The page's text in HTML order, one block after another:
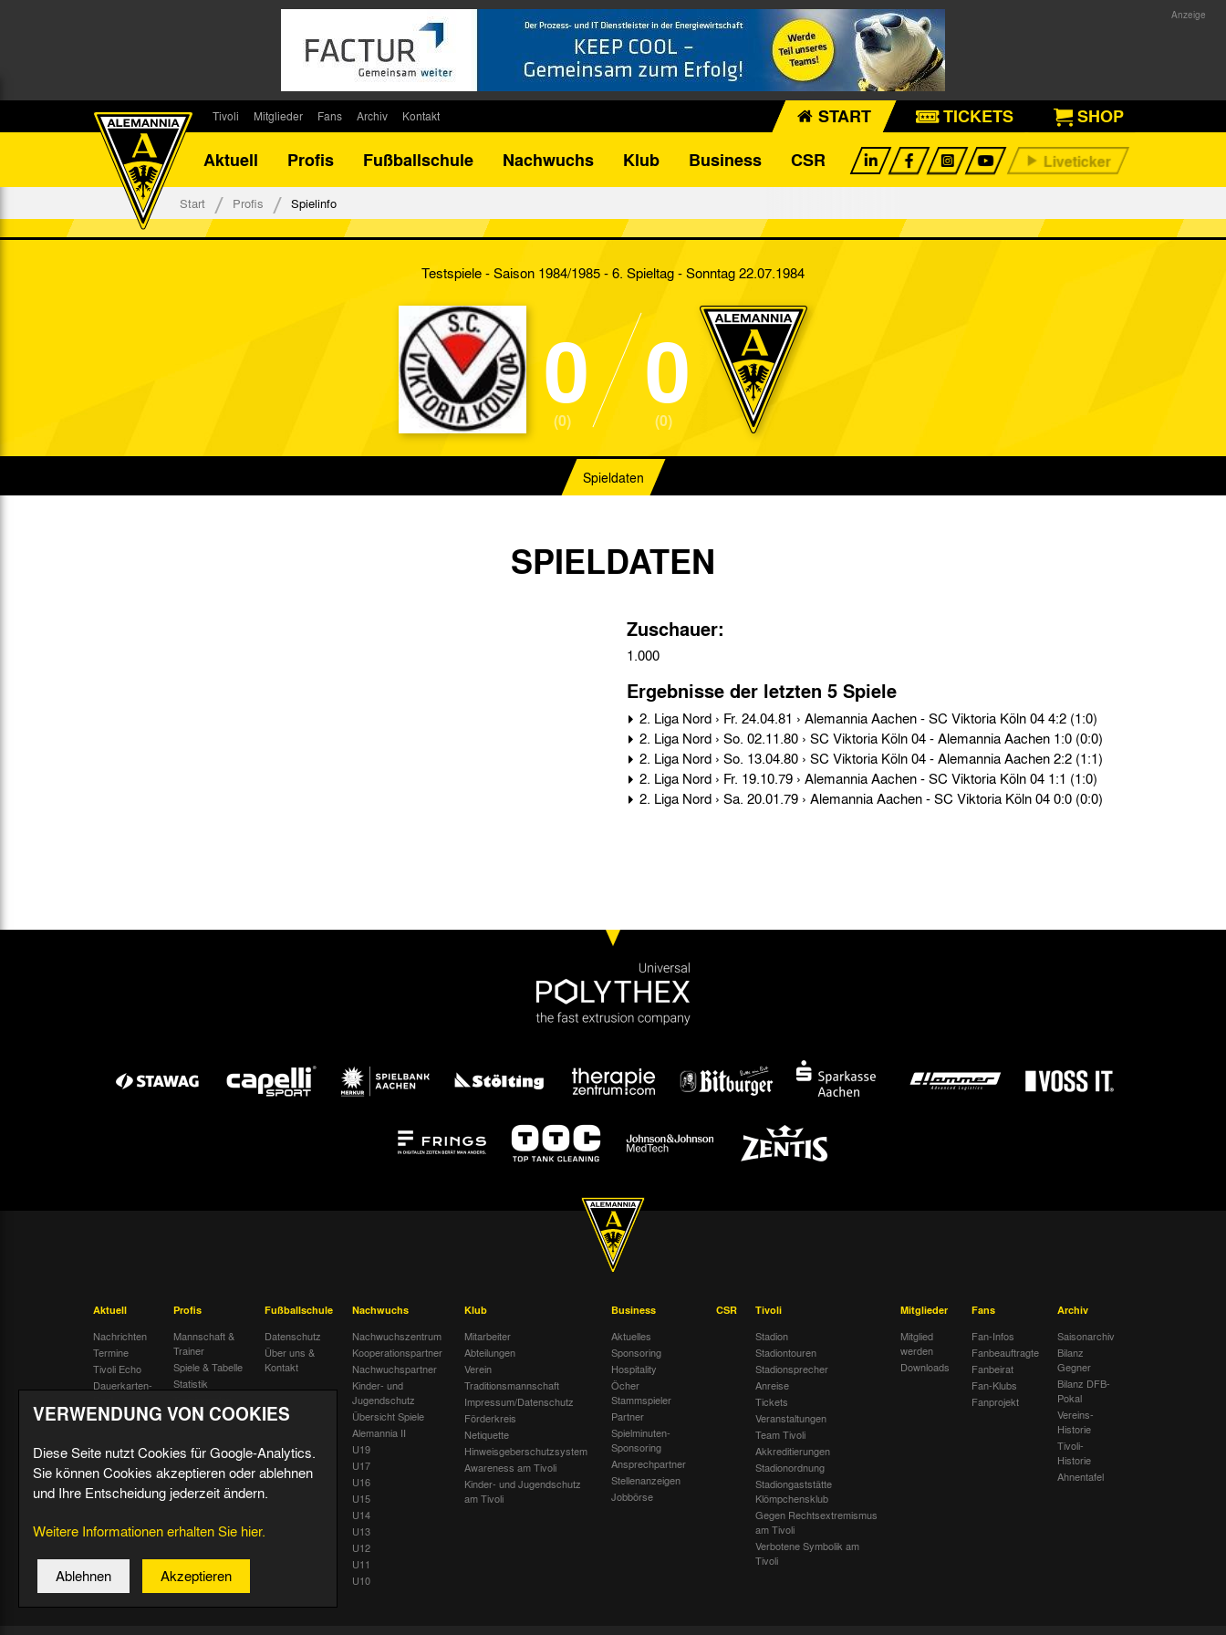
Tivoli
Stadionsprecher
Mitglieder
Kontakt
Fans
Fanbeirat
Fan-Klubs
Archiv
Kontakt START TICKETS
SHOP
Aktuell
Profis Fußballschule Nachwuchs Klub Business CSR
Start Profis Spielinfo
Testspiele - Saison 1984/1985 - 6. Spieltag- Sonntag 22.07.1984
0
(0) 0
(0)
Spieldaten
SPIELDATEN
Zuschauer:
1.000
Ergebnisse der letzten 5 Spiele
2. Liga Nord › Fr. 24.04.81 › Alemannia Aachen - SC Viktoria Köln 04 4:2 (1:0)
2. Liga Nord › So. 02.11.80 › SC Viktoria Köln 04 - Alemannia Aachen 1:0 (0:0)
2. Liga Nord › So. 13.04.80 › SC Viktoria Köln 04 - Alemannia Aachen 2:2 (1:1)
2. Liga Nord › Fr. 19.10.79 › Alemannia Aachen - SC Viktoria Köln 04 1:1 (1:0)
2. Liga Nord › Sa. 20.01.79 › Alemannia Aachen - SC Viktoria Köln 04 0:0 (0:0)
Aktuell
Nachrichten
Termine
Tivoli Echo
Dauerkarten-
Radiostream
Profis
Mannschaft &
Trainer
Spiele & Tabelle
Statistik
Geburtstage
Fußballschule
Datenschutz
Über uns &
Kontakt
Nachwuchs
Nachwuchszentrum
Kooperationspartner
Nachwuchspartner
Kinder- und
Jugendschutz
Übersicht Spiele
Alemannia II
U19
U17
U16
U15
U14
U13
U12
U11
U10
Klub
Mitarbeiter
Abteilungen
Verein
Traditionsmannschaft
Impressum/Datenschutz
Förderkreis
Netiquette
Hinweisgeberschutzsystem
Awareness am Tivoli
Kinder- und Jugendschutz
am Tivoli
Business
Aktuelles
Sponsoring
Hospitality
Öcher
Stammspieler
Partner
Spielminuten-
Sponsoring
Ansprechpartner
Stellenanzeigen
Jobbörse
CSR
Tivoli
Stadion
Stadiontouren
Stadionsprecher
Anreise
Tickets
Veranstaltungen
Team Tivoli
Akkreditierungen
Stadionordnung
Stadiongaststätte
Klömpchensklub
Gegen Rechtsextremismus
am Tivoli
Verbotene Symbolik am
Tivoli
Mitglieder
Mitglied
werden
Downloads
Fans
Fan-Infos
Fanbeauftragte
Fanbeirat
Fan-Klubs
Fanprojekt
Archiv
Saisonarchiv
Bilanz
Gegner
Bilanz DFB-
Pokal
Vereins-
Historie
Tivoli-
Historie
Ahnentafel
VERWENDUNG VON COOKIES
Diese Seite nutzt Cookies für Google-Analytics.
Sie können Cookies akzeptieren oder ablehnen
und Ihre Entscheidung jederzeit ändern.
Weitere Informationen erhalten Sie hier.
Ablehnen Akzeptieren